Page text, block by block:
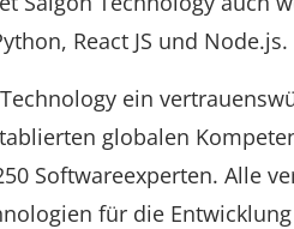
React JS und Node.js.
ein
globalen
Softwareexperten. Alle
für die Entwicklung